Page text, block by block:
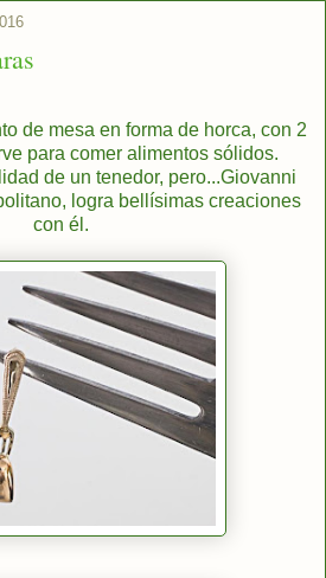
de mesa en forma de horca, con 2
para comer alimentos sólidos.
de un tenedor, pero...Giovanni
logra bellísimas creaciones
con él.